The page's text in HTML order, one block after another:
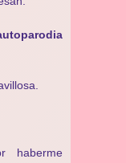
haberme